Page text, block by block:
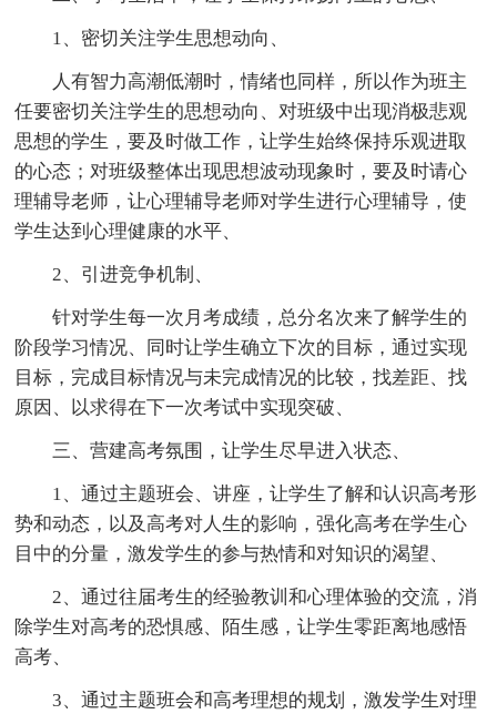
1、密切关注学生思想动向、
人有智力高潮低潮时，情绪也同样，所以作为班主
任要密切关注学生的思想动向、对班级中出现消极悲观
思想的学生，要及时做工作，让学生始终保持乐观进取
的心态；对班级整体出现思想波动现象时，要及时请心
理辅导老师，让心理辅导老师对学生进行心理辅导，使
学生达到心理健康的水平、
2、引进竞争机制、
针对学生每一次月考成绩，总分名次来了解学生的
阶段学习情况、同时让学生确立下次的目标，通过实现
目标，完成目标情况与未完成情况的比较，找差距、找
原因、以求得在下一次考试中实现突破、
三、营建高考氛围，让学生尽早进入状态、
1、通过主题班会、讲座，让学生了解和认识高考形
势和动态，以及高考对人生的影响，强化高考在学生心
目中的分量，激发学生的参与热情和对知识的渴望、
2、通过往届考生的经验教训和心理体验的交流，消
除学生对高考的恐惧感、陌生感，让学生零距离地感悟
高考、
3、通过主题班会和高考理想的规划，激发学生对理